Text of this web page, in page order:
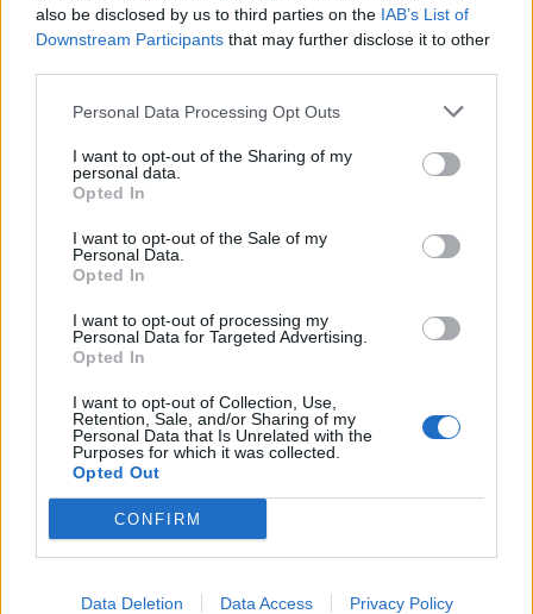
also be disclosed by us to third parties on the IAB’s List of
Downstream Participants that may further disclose it to other
Personal Data Processing Opt Outs
I want to opt-out of the Sharing of my
personal data.
Opted In
I want to opt-out of the Sale of my
Personal Data.
Opted In
I want to opt-out of processing my
Personal Data for Targeted Advertising.
Opted In
I want to opt-out of Collection, Use,
Retention, Sale, and/or Sharing of my
Personal Data that Is Unrelated with the
Purposes for which it was collected.
Opted Out
CONFIRM
Data Deletion Data Access Privacy Policy